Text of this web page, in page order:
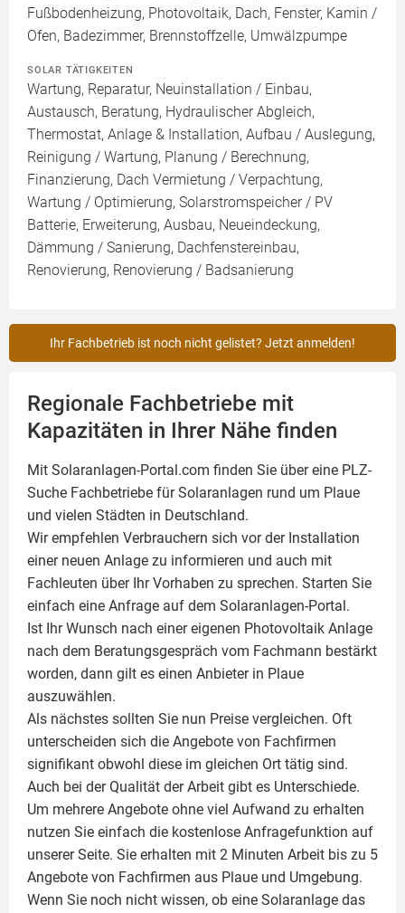
Fußbodenheizung, Photovoltaik, Dach, Fenster, Kamin /
Ofen, Badezimmer, Brennstoffzelle, Umwälzpumpe
SOLAR TÄTIGKEITEN
Wartung, Reparatur, Neuinstallation / Einbau,
Austausch, Beratung, Hydraulischer Abgleich,
Thermostat, Anlage & Installation, Aufbau / Auslegung,
Reinigung / Wartung, Planung / Berechnung,
Finanzierung, Dach Vermietung / Verpachtung,
Wartung / Optimierung, Solarstromspeicher / PV
Batterie, Erweiterung, Ausbau, Neueindeckung,
Dämmung / Sanierung, Dachfenstereinbau,
Renovierung, Renovierung / Badsanierung
Ihr Fachbetrieb ist noch nicht gelistet? Jetzt anmelden!
Regionale Fachbetriebe mit
Kapazitäten in Ihrer Nähe finden
Mit Solaranlagen-Portal.com finden Sie über eine PLZ-
Suche Fachbetriebe fürSolaranlagen rund um Plaue
und vielen Städten in Deutschland.
Wir empfehlen Verbrauchern sich vor der Installation
einer neuen Anlage zu informieren und auch mit
Fachleuten über Ihr Vorhaben zu sprechen. Starten Sie
einfach eine Anfrage auf dem Solaranlagen-Portal.
Ist Ihr Wunsch nach einer eigenen Photovoltaik Anlage
nach dem Beratungsgespräch vom Fachmann bestärkt
worden, dann gilt es einen Anbieter in Plaue
auszuwählen.
Als nächstes sollten Sie nun Preise vergleichen. Oft
unterscheiden sich die Angebote von Fachfirmen
signifikant obwohl diese im gleichen Ort tätig sind.
Auch bei der Qualität der Arbeit gibt es Unterschiede.
Um mehrere Angebote ohne viel Aufwand zu erhalten
nutzen Sie einfach die kostenlose Anfragefunktion auf
unserer Seite. Sie erhalten mit 2 Minuten Arbeit bis zu 5
Angebote von Fachfirmen aus Plaue und Umgebung.
Wenn Sie noch nicht wissen, ob eine Solaranlage das